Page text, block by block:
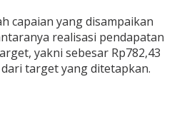
capaian yang disampaikan
realisasi pendapatan
yakni sebesar Rp782,43
target yang ditetapkan.